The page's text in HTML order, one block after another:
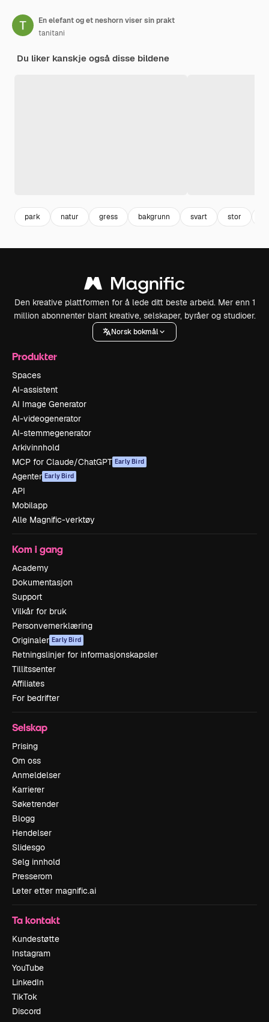
En elefant og et neshorn viser sin prakt
tanitani
Du liker kanskje også disse bildene
park natur gress bakgrunn svart stor
Den kreative plattformen for å lede ditt beste arbeid. Mer enn 1
million abonnenter blant kreative, selskaper, byråer og studioer.
Norsk bokmål
Produkter
Spaces
AI-assistent
AI Image Generator
AI-videogenerator
AI-stemmegenerator
Arkivinnhold
MCP for Claude/ChatGPT Early Bird
Agenter Early Bird
API
Mobilapp
Alle Magnific-verktøy
Kom i gang
Academy
Dokumentasjon
Support
Vilkår for bruk
Personvernerklæring
Originaler Early Bird
Retningslinjer for informasjonskapsler
Tillitssenter
Affiliates
For bedrifter
Selskap
Prising
Om oss
Anmeldelser
Karrierer
Søketrender
Blogg
Hendelser
Slidesgo
Selg innhold
Presserom
Leter etter magnific.ai
Ta kontakt
Kundestøtte
Instagram
YouTube
LinkedIn
TikTok
Discord